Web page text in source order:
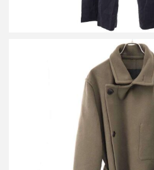
ルメール WRAP COAT ウール
買取金額84,000